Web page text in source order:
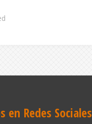
en Redes Sociales